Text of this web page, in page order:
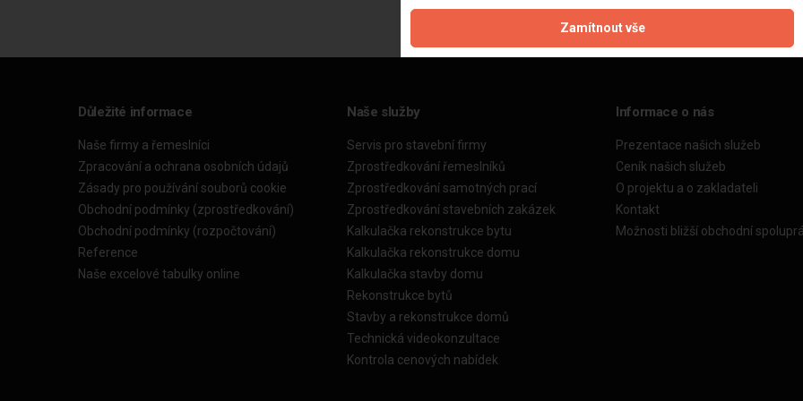
Důležité informace
Naše firmy a řemeslníci
Zpracování a ochrana osobních údajů
Zásady pro používání souborů cookie
Obchodní podmínky (zprostředkování)
Obchodní podmínky (rozpočtování)
Reference
Naše excelové tabulky online
Naše služby
Servis pro stavební firmy
Zprostředkování řemeslníků
Zprostředkování samotných prací
Zprostředkování stavebních zakázek
Kalkulačka rekonstrukce bytu
Kalkulačka rekonstrukce domu
Kalkulačka stavby domu
Rekonstrukce bytů
Stavby a rekonstrukce domů
Technická videokonzultace
Kontrola cenových nabídek
Informace o nás
Prezentace našich služeb
Ceník našich služeb
O projektu a o zakladateli
Kontakt
Možnosti bližší obchodní
Zamítnout vše